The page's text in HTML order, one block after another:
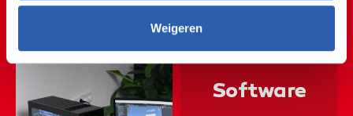
Weigeren
🖱🖥🖱🖥🖱🖥🖱🖥🖱🖥🖱🖥
🖱🖥🖱🖥🖱🖥🖱🖥🖱🖥🖱🖥
Software